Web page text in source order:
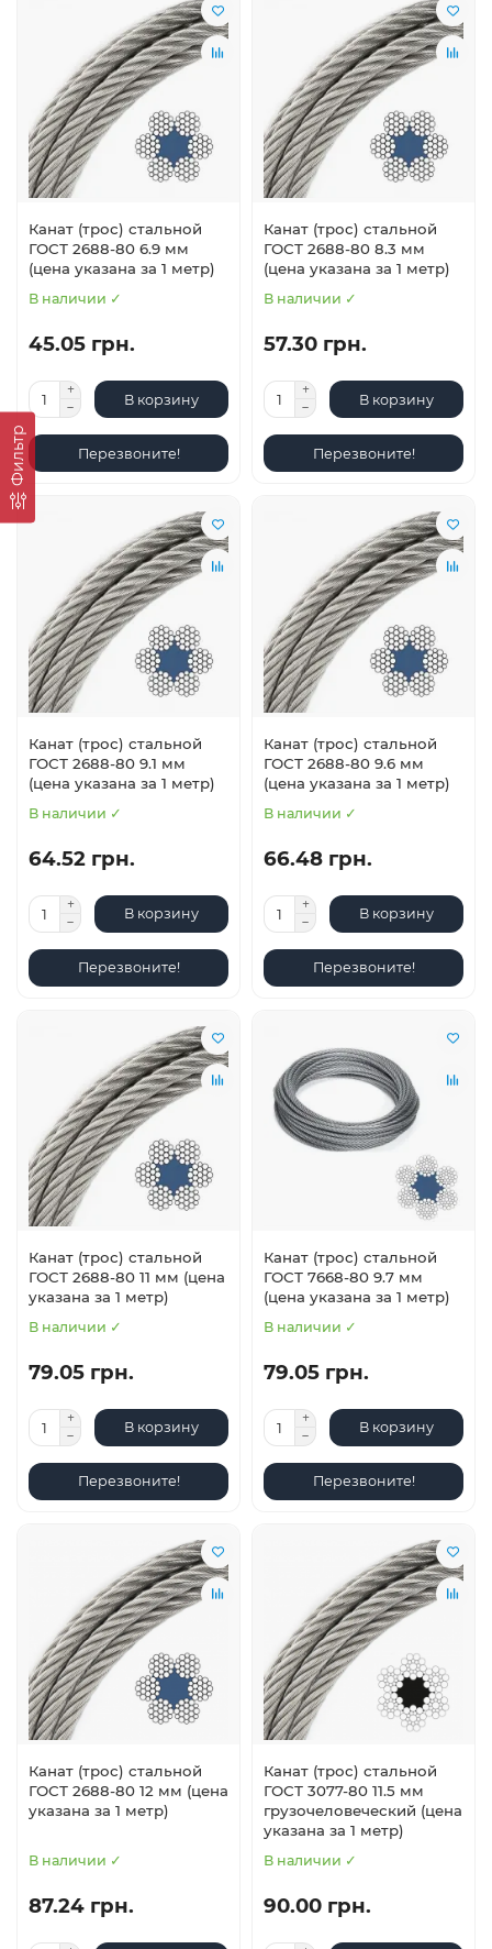
Фильтр
Канат (трос) стальной
ГОСТ 2688-80 6.9 мм
(цена указана за 1 метр)
В наличии ✓
45.05 грн.
В корзину
Перезвоните!
Канат (трос) стальной
ГОСТ 2688-80 8.3 мм
(цена указана за 1 метр)
В наличии ✓
57.30 грн.
В корзину
Перезвоните!
Канат (трос) стальной
ГОСТ 2688-80 9.1 мм
(цена указана за 1 метр)
В наличии ✓
64.52 грн.
В корзину
Перезвоните!
Канат (трос) стальной
ГОСТ 2688-80 9.6 мм
(цена указана за 1 метр)
В наличии ✓
66.48 грн.
В корзину
Перезвоните!
Канат (трос) стальной
ГОСТ 2688-80 11 мм (цена
указана за 1 метр)
В наличии ✓
79.05 грн.
В корзину
Перезвоните!
Канат (трос) стальной
ГОСТ 7668-80 9.7 мм
(цена указана за 1 метр)
В наличии ✓
79.05 грн.
В корзину
Перезвоните!
Канат (трос) стальной
ГОСТ 2688-80 12 мм (цена
указана за 1 метр)
В наличии ✓
87.24 грн.
Канат (трос) стальной
ГОСТ 3077-80 11.5 мм
грузочеловеческий (цена
указана за 1 метр)
В наличии ✓
90.00 грн.